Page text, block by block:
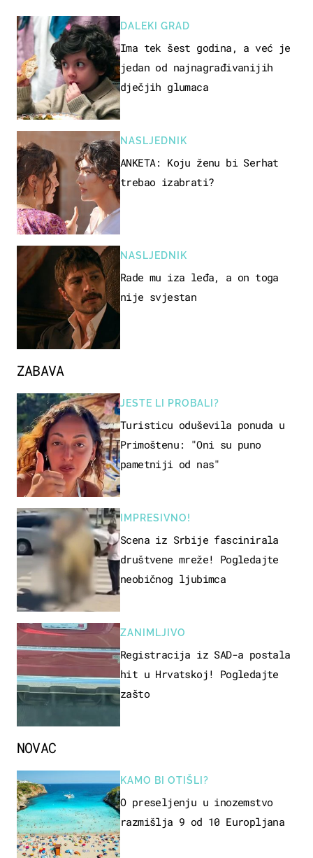
ZABAVA
JESTE LI PROBALI?
Turisticu oduševila ponuda u
Primoštenu: "Oni su puno
pametniji od nas"
IMPRESIVNO!
Scena iz Srbije fascinirala
društvene mreže! Pogledajte
neobičnog ljubimca
ZANIMLJIVO
Registracija iz SAD-a postala
hit u Hrvatskoj! Pogledajte
zašto
DALEKI GRAD
Ima tek šest godina, a već je
jedan od najnagrađivanijih
dječjih glumaca
NASLJEDNIK
ANKETA: Koju ženu bi Serhat
trebao izabrati?
NASLJEDNIK
Rade mu iza leđa, a on toga
nije svjestan
NOVAC
KAMO BI OTIŠLI?
O preseljenju u inozemstvo
razmišlja 9 od 10 Europljana